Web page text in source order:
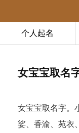
个人起名
女宝宝取名
女宝宝取名字。
娑、香渝、苑衣